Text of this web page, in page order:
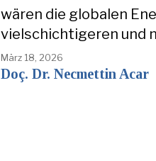
wären die globalen
vielschichtigeren und
März 18, 2026
Doç. Dr. Necmettin Acar